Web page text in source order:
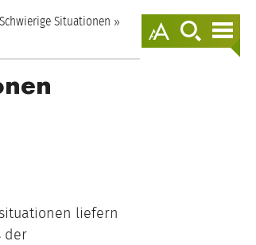
anzeigen
zur
Suche
springen
Schwierige Situationen
liefern
der